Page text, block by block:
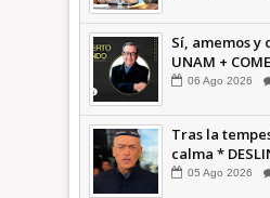
Sí, amemos y
UNAM +
TIEMPO
06 Ago 2026
Tras la
calma *
Witvrun
05 Ago 2026